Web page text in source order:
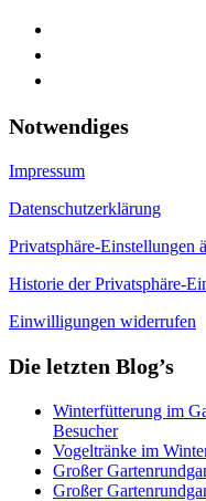
Notwendiges
Impressum
Datenschutzerklärung
Privatsphäre-Einstellungen
Historie der Privatsphäre-
Einwilligungen widerrufen
Die letzten Blog’s
Winterfütterung im
Besucher
Vogeltränke im
Großer
Großer